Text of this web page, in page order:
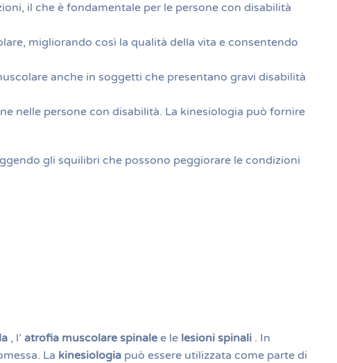
il che è fondamentale per le persone con disabilità
migliorando così la qualità della vita e consentendo
anche in soggetti che presentano gravi disabilità
nelle persone con disabilità. La kinesiologia può fornire
gli squilibri che possono peggiorare le condizioni
, l’ atrofia muscolare spinale e le lesioni spinali . In
La kinesiologia può essere utilizzata come parte di